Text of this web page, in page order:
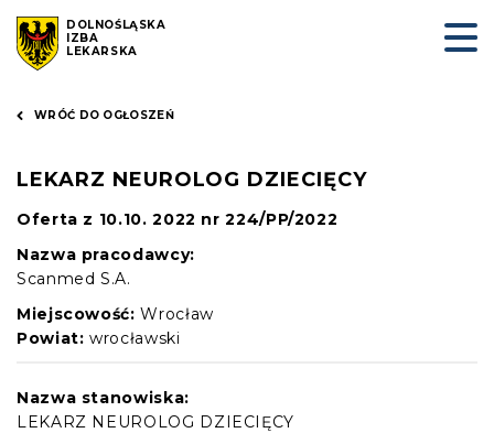
DOLNOŚLĄSKA
IZBA
LEKARSKA
WRÓĆ DO OGŁOSZEŃ
LEKARZ NEUROLOG DZIECIĘCY
Oferta z 10.10. 2022 nr 224/PP/2022
Nazwa pracodawcy:
Scanmed S.A.
Miejscowość: Wrocław
Powiat: wrocławski
Nazwa stanowiska:
LEKARZ NEUROLOG DZIECIĘCY